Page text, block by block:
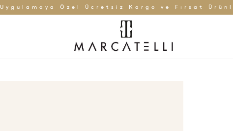
Uygulamaya Özel Ücretsiz Kargo ve Fırsat